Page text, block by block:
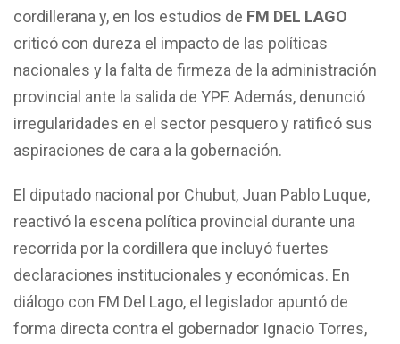
cordillerana y, en los estudios de FM DEL LAGO
criticó con dureza el impacto de las políticas
nacionales y la falta de firmeza de la administración
provincial ante la salida de YPF. Además, denunció
irregularidades en el sector pesquero y ratificó sus
aspiraciones de cara a la gobernación.
El diputado nacional por Chubut, Juan Pablo Luque,
reactivó la escena política provincial durante una
recorrida por la cordillera que incluyó fuertes
declaraciones institucionales y económicas. En
diálogo con FM Del Lago, el legislador apuntó de
forma directa contra el gobernador Ignacio Torres,